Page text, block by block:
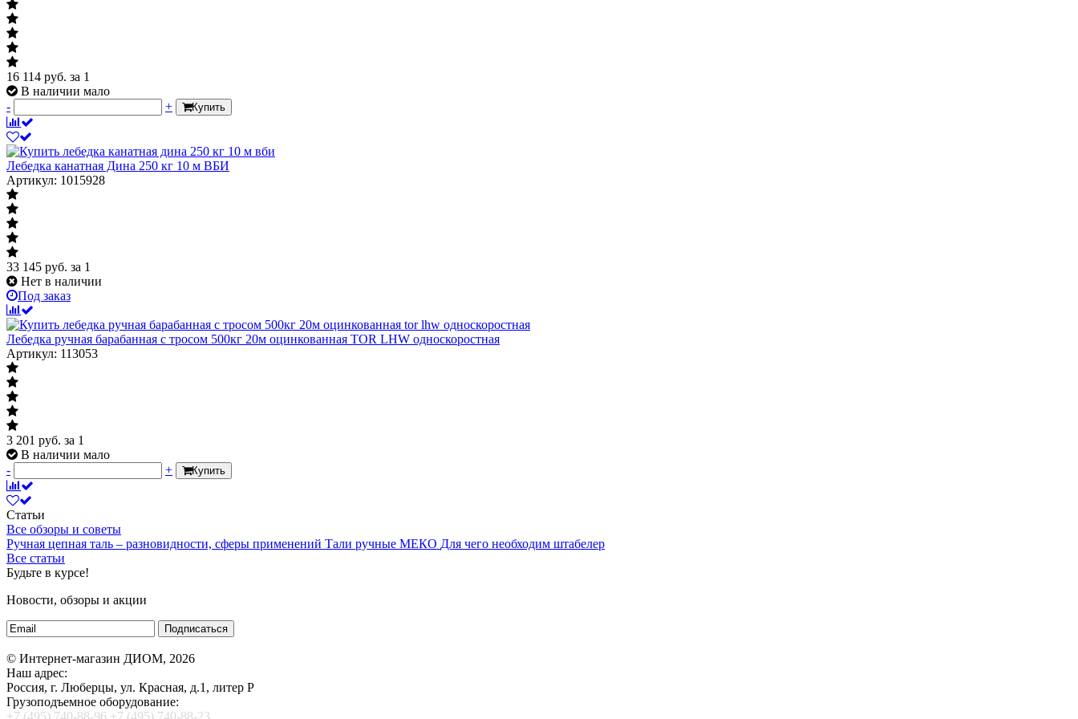
16 114 руб. за 1
В наличии мало
-
+ Купить
Лебедка канатная Дина 250 кг 10 м ВБИ
Артикул: 1015928
33 145 руб. за 1
Нет в наличии
Под заказ
Лебедка ручная барабанная с тросом 500кг 20м оцинкованная TOR LHW односкоростная
Артикул: 113053
3 201 руб. за 1
В наличии мало
-
+ Купить
Статьи
Все обзоры и советы
Ручная цепная таль – разновидности, сферы применений Тали ручные МЕКО Для чего необходим штабелер
Все статьи
Будьте в курсе!
Новости, обзоры и акции
Подписаться
© Интернет-магазин ДИОМ, 2026
Наш адрес:
Россия, г. Люберцы, ул. Красная, д.1, литер Р
Грузоподъемное оборудование:
+7 (495) 740-88-96 +7 (495) 740-88-23